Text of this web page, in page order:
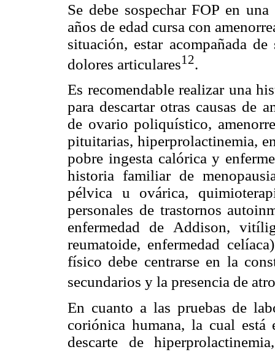
Se debe sospechar FOP en
años de edad cursa con
situación, estar acompañada
dolores articulares12.
Es recomendable realizar una
para descartar otras causas de
de ovario poliquístico,
pituitarias, hiperprolactinemia,
pobre ingesta calórica y
historia familiar de
pélvica u ovárica,
personales de trastornos
enfermedad de Addison,
reumatoide, enfermedad
físico debe centrarse en la
secundarios y la presencia de
En cuanto a las pruebas de
coriónica humana, la cual está
descarte de